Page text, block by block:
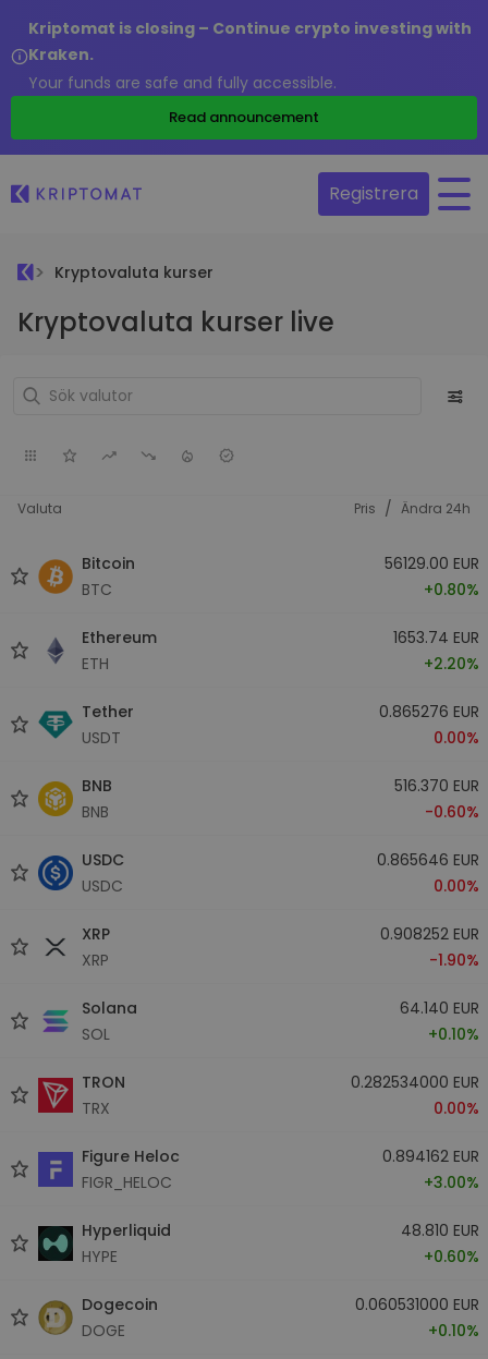
Kriptomat is closing – Continue crypto investing with
Kraken.
Your funds are safe and fully accessible.
Read announcement
Registrera
Kryptovaluta kurser
Kryptovaluta kurser live
Valuta Pris / Ändra 24h
Bitcoin
BTC
56129.00 EUR
+0.80%
Ethereum
ETH
1653.74 EUR
+2.20%
Tether
USDT
0.865276 EUR
0.00%
BNB
BNB
516.370 EUR
-0.60%
USDC
USDC
0.865646 EUR
0.00%
XRP
XRP
0.908252 EUR
-1.90%
Solana
SOL
64.140 EUR
+0.10%
TRON
TRX
0.282534000 EUR
0.00%
Figure Heloc
FIGR_HELOC
0.894162 EUR
+3.00%
Hyperliquid
HYPE
48.810 EUR
+0.60%
Dogecoin
DOGE
0.060531000 EUR
+0.10%